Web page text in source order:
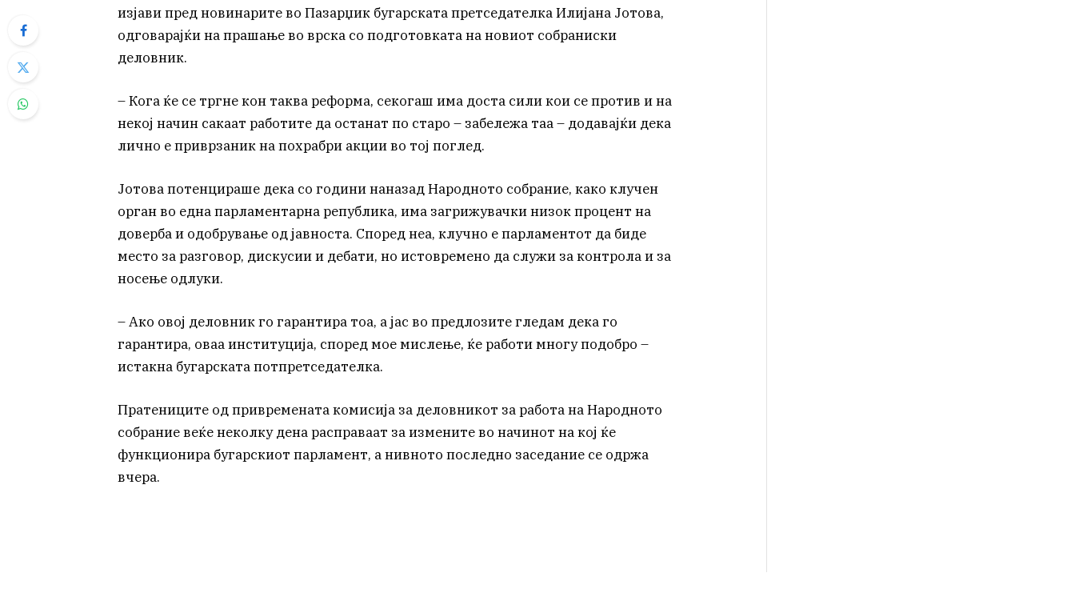
изјави пред новинарите во Пазарџик бугарската претседателка Илијана Јотова,
одговарајќи на прашање во врска со подготовката на новиот собраниски
деловник.
– Кога ќе се тргне кон таква реформа, секогаш има доста сили кои се против и на
некој начин сакаат работите да останат по старо – забележа таа – додавајќи дека
лично е приврзаник на похрабри акции во тој поглед.
Јотова потенцираше дека со години наназад Народното собрание, како клучен
орган во една парламентарна република, има загрижувачки низок процент на
доверба и одобрување од јавноста. Според неа, клучно е парламентот да биде
место за разговор, дискусии и дебати, но истовремено да служи за контрола и за
носење одлуки.
– Ако овој деловник го гарантира тоа, а јас во предлозите гледам дека го
гарантира, оваа институција, според мое мислење, ќе работи многу подобро –
истакна бугарската потпретседателка.
Пратениците од привремената комисија за деловникот за работа на Народното
собрание веќе неколку дена расправаат за измените во начинот на кој ќе
функционира бугарскиот парламент, а нивното последно заседание се одржа
вчера.